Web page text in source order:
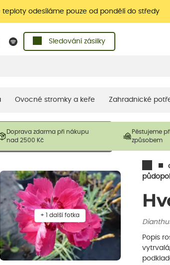
teploty odesíláme pouze od pondělí do středy
Sledování zásilky
Ovocné stromky a keře Zahradnické
Doprava zdarma při nákupu
nad 2500 Kč
Pěstujeme
způsobem
Popis
na sezónnosti mohou být
sestřiženy níže, než je uvedená
+ 1 další fotka